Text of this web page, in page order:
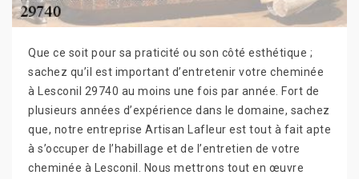
Que ce soit pour sa praticité ou son côté esthétique ;
sachez qu’il est important d’entretenir votre cheminée
à Lesconil 29740 au moins une fois par année. Fort de
plusieurs années d’expérience dans le domaine, sachez
que, notre entreprise Artisan Lafleur est tout à fait apte
à s’occuper de l’habillage et de l’entretien de votre
cheminée à Lesconil. Nous mettrons tout en œuvre